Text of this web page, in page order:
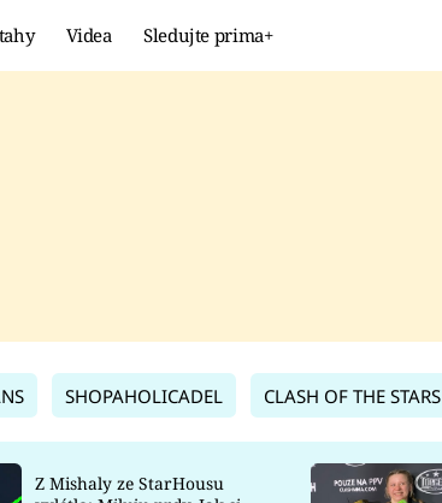
Videa Sledujte prima+
SHOPAHOLICADEL CLASH OF THE STARS
Z Mishaly ze StarHousu